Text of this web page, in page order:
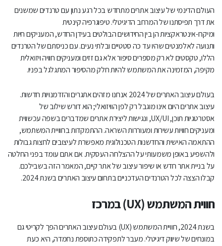
העולם הדינמי של עיצוב אתרים מתחדש בכל רגע נתון עם טרנדים שמשנים
את דרך תפיסתנו של המרחב הדיגיטלי. טיפוגרפיה קינטית
ומיקרו-אינטראקציות הן בין החידושים הבולטים בעידן החדש, המעניקים חיות
ותנועה לאלמנטים שהיו עד כה סטטיים ובלתי נעים. עם כניסתם של הטרנדים
הללו, טקסטים לא רק מספרים סיפור אלא גם זזים ומעניקים חוויה ויזואלית
מקיפה, המזמינה את המשתמש להיות חלק מהסיפור המתגלגל בפניו.
בעולם עיצוב האתרים של 2024 אנחנו מזהים אתגרים והזדמנויות חדשות.
עיצוב אתרים היום אינו מוגבל רק לפן הוויזואלי; הוא דורש שילוב של
אסטרטגיות תוכן, UX/UI, ונגישות ליצירת אתרים שמדברים בשפה עכשווית
ומעניקים חוויות עשירות ומעוררות השראה. ההתמקדות בחוויית המשתמש,
ההתאמה האישית והחדשנות הטכנולוגית מאפשרת לעיצובים לחצות גבולות
ולהשפיע באופן משמעותי על ההצלחה העסקית. אם אתם עומד בפני החלטה
על בניית אתר חדש או שיפור עיצוב של אתר קיים, המאמר הזה בשבילכם.
קבלו הצצה לכל הטרנדים העדכניים בתחום עיצוב האתרים בשנת 2024.
חווית המשתמש (UX) במרכז
בשנת 2024, חוויית המשתמש (UX) בעולם עיצוב האתרים הפך לקריטי גם
במונחים של שיווק דיגיטלי. מעבר לתפקידה כתוספת נחמדה, היא כעת